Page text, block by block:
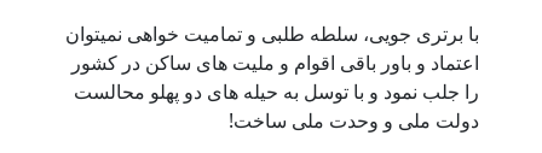
با برتری جویی، سلطه طلبی و تمامیت خواهی نمیتوان
اعتماد و باور باقی اقوام و ملیت های ساکن در کشور
را جلب نمود و با توسل به حیله های دو پهلو محالست
دولت ملی و وحدت ملی ساخت!